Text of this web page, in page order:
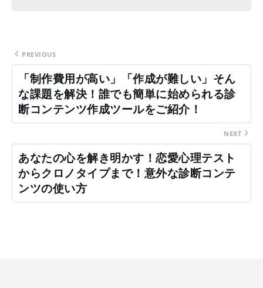
PREVIOUS
「制作費用が高い」「作成が難しい」そん
な課題を解決！誰でも簡単に始められる診
断コンテンツ作成ツールをご紹介！
NEXT
あなたの心を解き明かす！恋愛心理テスト
からクロノタイプまで！意外な診断コンテ
ンツの使い方